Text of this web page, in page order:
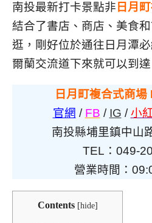
南投最新打卡景點非 日月
結合了書店、商店、美食
逛，剛好位於通往日月潭
爾蘭交流道下來就可以到
日月町複合式商
官網 / FB / IG /小
南投縣埔里鎮中山
TEL：049-
營業時間：
Contents [hide]